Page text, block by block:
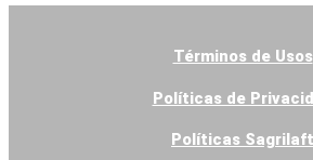
Zona ClientesTérminos de Usos
Políticas de
Políticas Sagrilaft